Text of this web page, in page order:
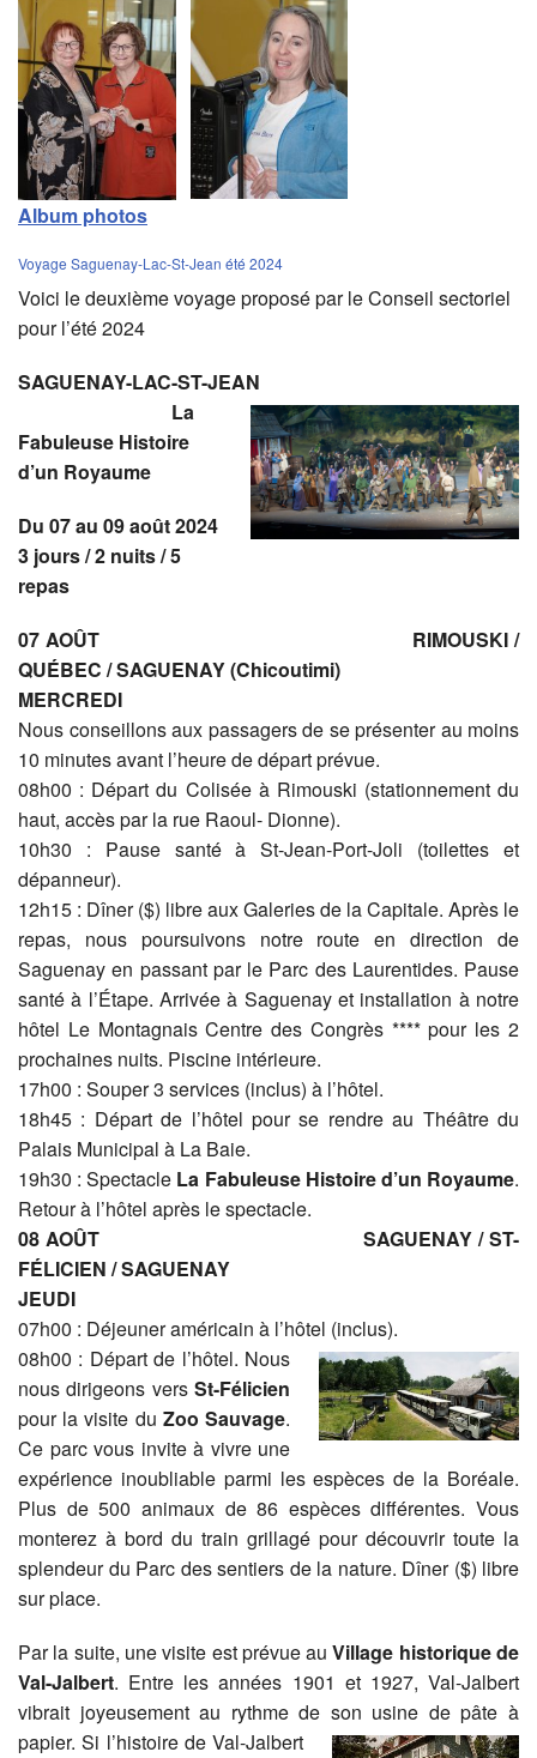
Album photos
Voyage Saguenay-Lac-St-Jean été 2024
Voici le deuxième voyage proposé par le Conseil sectoriel
pour l’été 2024
SAGUENAY-LAC-ST-JEAN
La
Fabuleuse Histoire
d’un Royaume
Du 07 au 09 août 2024
3 jours / 2 nuits / 5
repas
07 AOÛT RIMOUSKI /
QUÉBEC / SAGUENAY (Chicoutimi)
MERCREDI
Nous conseillons aux passagers de se présenter au moins
10 minutes avant l’heure de départ prévue.
08h00 : Départ du Colisée à Rimouski (stationnement du
haut, accès par la rue Raoul- Dionne).
10h30 : Pause santé à St-Jean-Port-Joli (toilettes et
dépanneur).
12h15 : Dîner ($) libre aux Galeries de la Capitale. Après le
repas, nous poursuivons notre route en direction de
Saguenay en passant par le Parc des Laurentides. Pause
santé à l’Étape. Arrivée à Saguenay et installation à notre
hôtel Le Montagnais Centre des Congrès **** pour les 2
prochaines nuits. Piscine intérieure.
17h00 : Souper 3 services (inclus) à l’hôtel.
18h45 : Départ de l’hôtel pour se rendre au Théâtre du
Palais Municipal à La Baie.
19h30 : Spectacle La Fabuleuse Histoire d’un Royaume.
Retour à l’hôtel après le spectacle.
08 AOÛT SAGUENAY / ST-
FÉLICIEN / SAGUENAY
JEUDI
07h00 : Déjeuner américain à l’hôtel (inclus).
08h00 : Départ de l’hôtel. Nous
nous dirigeons vers St-Félicien
pour la visite du Zoo Sauvage.
Ce parc vous invite à vivre une
expérience inoubliable parmi les espèces de la Boréale.
Plus de 500 animaux de 86 espèces différentes. Vous
monterez à bord du train grillagé pour découvrir toute la
splendeur du Parc des sentiers de la nature. Dîner ($) libre
sur place.
Par la suite, une visite est prévue auVillage historique de
Val-Jalbert. Entre les années 1901 et 1927, Val-Jalbert
vibrait joyeusement au rythme de son usine depâte à
papier. Si l’histoire de Val-Jalbert